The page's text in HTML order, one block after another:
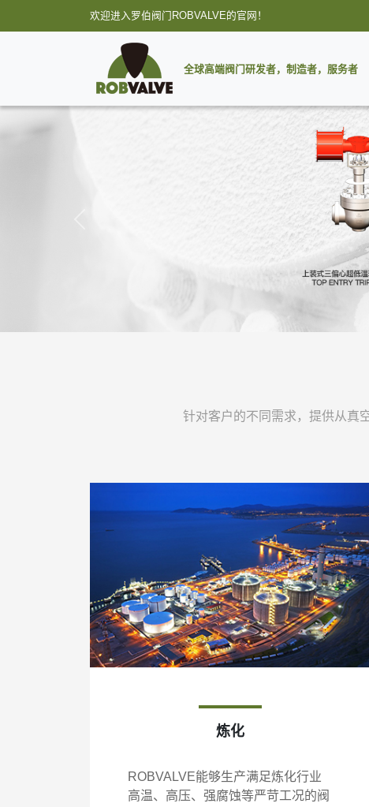
欢迎进入罗伯阀门ROBVALVE的官网！
全球高端阀门研发者，制造者，服务者
针对客户的不同需求，提供从真
炼化
ROBVALVE能够生产满足炼化行业
高温、高压、强腐蚀等严苛工况的阀